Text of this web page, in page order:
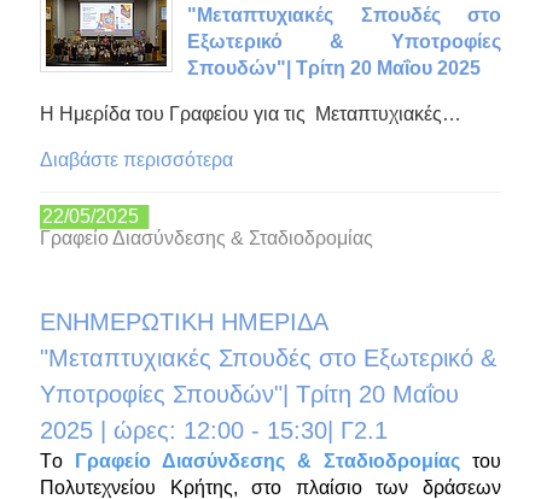
"Μεταπτυχιακές Σπουδές στο
Εξωτερικό & Υποτροφίες
Σπουδών"| Τρίτη 20 Μαΐου 2025
Η Ημερίδα του Γραφείου για τις Μεταπτυχιακές…
Διαβάστε περισσότερα
22/05/2025
Γραφείο Διασύνδεσης & Σταδιοδρομίας
ΕΝΗΜΕΡΩΤΙΚΗ ΗΜΕΡΙΔΑ
"Μεταπτυχιακές Σπουδές στο Εξωτερικό &
Υποτροφίες Σπουδών"| Τρίτη 20 Μαΐου
2025 | ώρες: 12:00 - 15:30| Γ2.1
Tο Γραφείο Διασύνδεσης & Σταδιοδρομίαςτου
Πολυτεχνείου Κρήτης, στο πλαίσιο των δράσεων